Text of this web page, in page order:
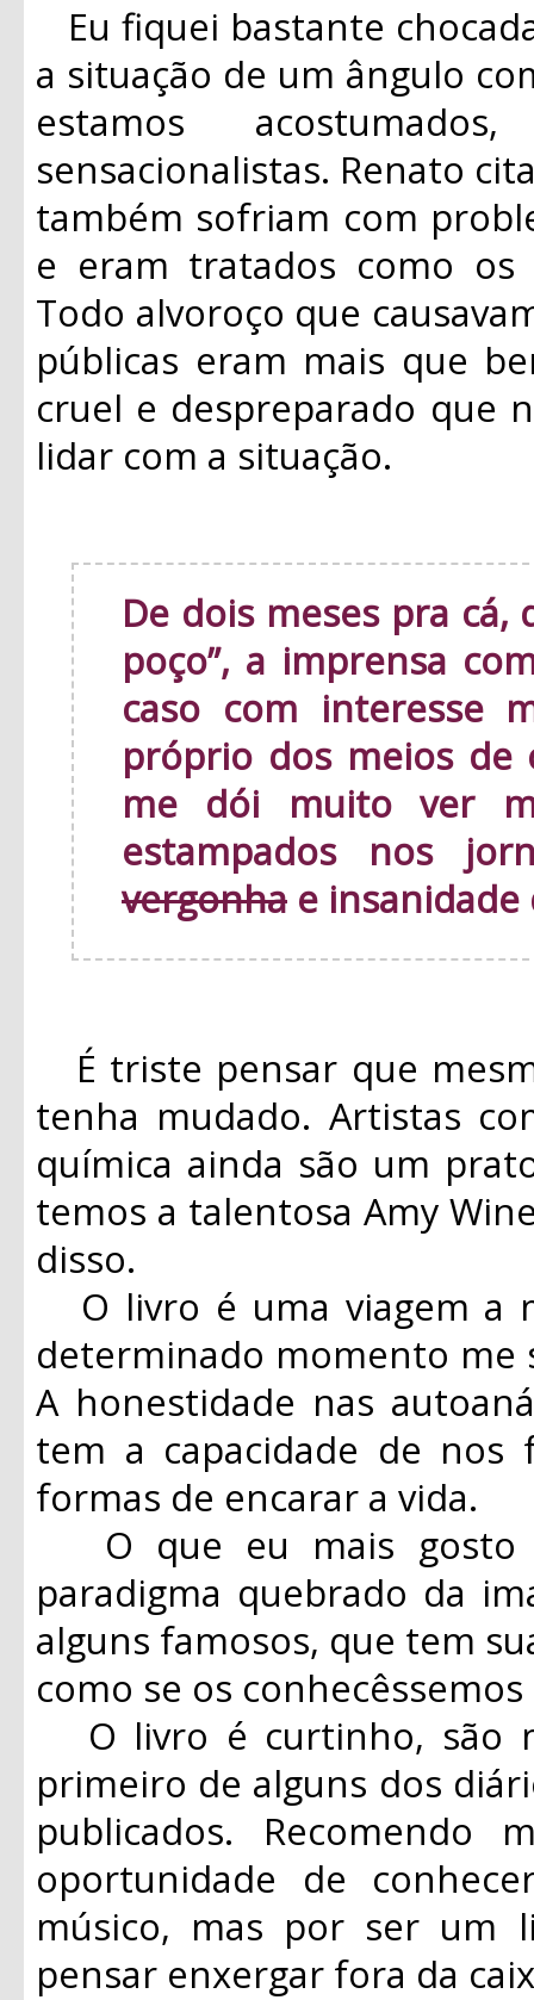
Eu fiquei bastante
a situação de um ângulo
estamos
sensacionalistas. Renato
também sofriam com
e eram tratados como os
Todo alvoroço que
públicas eram mais que
cruel e despreparado que
lidar com a situação.
De dois meses pra cá,
poço”, a imprensa
caso com interesse
próprio dos meios de
me dói muito ver
estampados nos
vergonha e insanidade
É triste pensar que
tenha mudado. Artistas
química ainda são um
temos a talentosa Amy
disso.
O livro é uma viagem a
determinado momento me
A honestidade nas
tem a capacidade de nos
formas de encarar a vida.
O que eu mais gosto
paradigma quebrado da
alguns famosos, que tem
como se os
O livro é curtinho, são
primeiro de alguns dos
publicados.
oportunidade de
músico, mas por ser um
pensar enxergar fora da